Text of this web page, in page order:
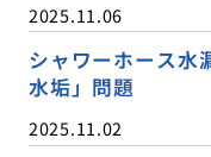
2025.11.06
シャワーホース水
水垢」問題
2025.11.02